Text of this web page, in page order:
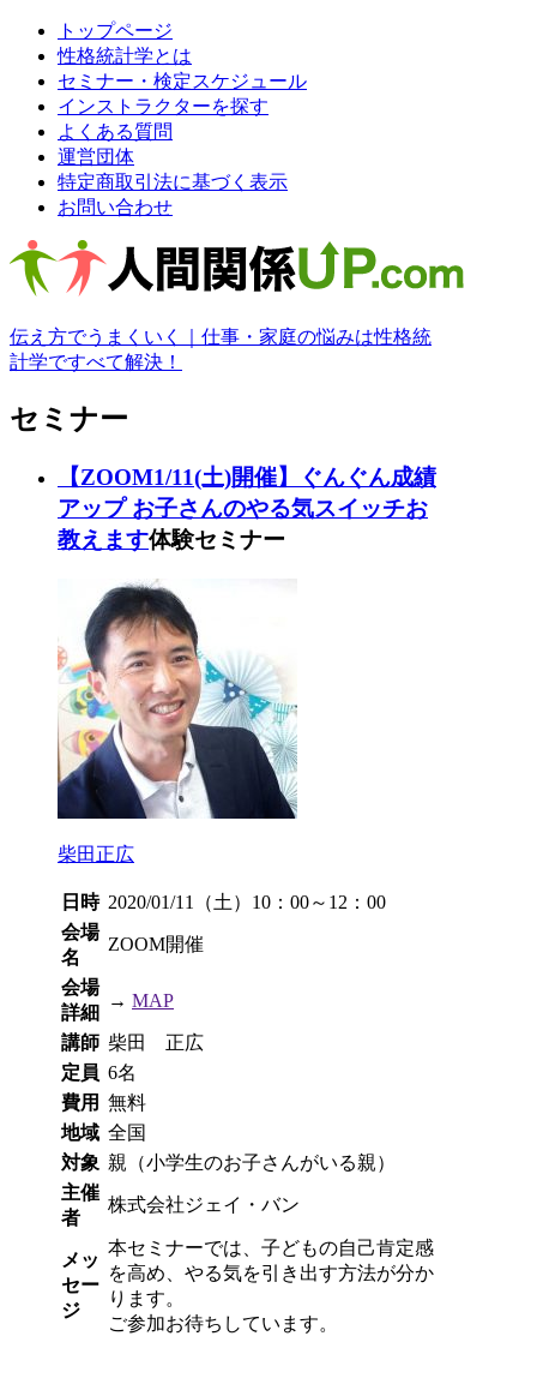
トップページ
性格統計学とは
セミナー・検定スケジュール
インストラクターを探す
よくある質問
運営団体
特定商取引法に基づく表示
お問い合わせ
伝え方でうまくいく｜仕事・家庭の悩みは性格統
計学ですべて解決！
セミナー
【ZOOM1/11(土)開催】ぐんぐん成績
アップ お子さんのやる気スイッチお
教えます体験セミナー
柴田正広
日時 2020/01/11（土）10：00～12：00
会場
名
ZOOM開催
会場
詳細
→ MAP
講師 柴田 正広
定員 6名
費用 無料
地域 全国
対象 親（小学生のお子さんがいる親）
主催
者
株式会社ジェイ・バン
メッ
セー
ジ
本セミナーでは、子どもの自己肯定感
を高め、やる気を引き出す方法が分か
ります。
ご参加お待ちしています。